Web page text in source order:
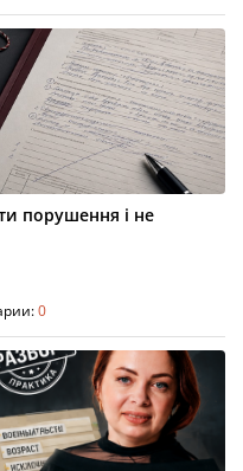
порушення і не
0